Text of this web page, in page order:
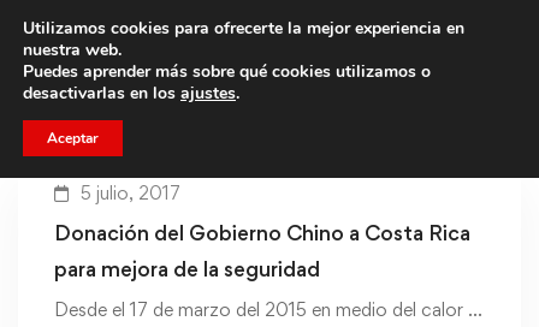
Trae a un amigo y llevaos un total de 75€ de descuento.
5 julio, 2017
Donación del Gobierno Chino a Costa Rica
para mejora de la seguridad
Desde el 17 de marzo del 2015 en medio del calor …
Utilizamos cookies para ofrecerte la mejor experiencia en
nuestra web.
Puedes aprender más sobre qué cookies utilizamos o
desactivarlas en los ajustes.
Aceptar